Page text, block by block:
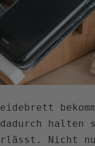
halten
Nicht